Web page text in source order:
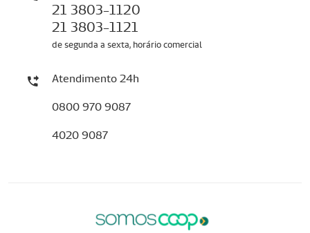
21 3803-1120
21 3803-1121
de segunda a sexta, horário comercial
Atendimento 24h
0800 970 9087
4020 9087